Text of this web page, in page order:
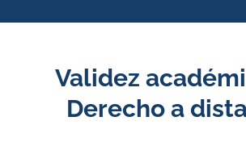
Validez
Derecho a